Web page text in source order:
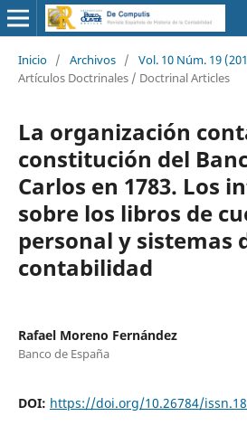
Inicio / Archivos / Vol. 10 Núm. 19
Artículos Doctrinales / Doctrinal Articles
La organización
constitución del
Carlos en 1783. Los
sobre los libros de
personal y sistemas
contabilidad
Rafael Moreno Fernández
Banco de España
DOI: https://doi.org/10.26784/